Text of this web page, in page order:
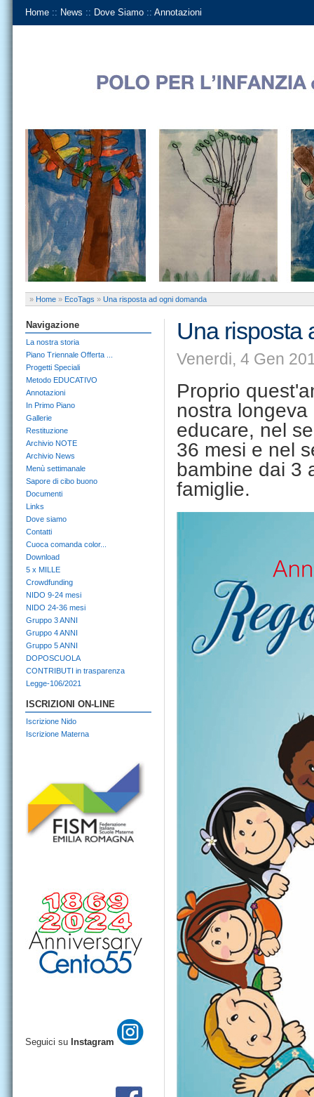
Home :: News :: Dove Siamo :: Annotazioni
» Home » EcoTags » Una risposta ad ogni domanda
Una risposta
Venerdi, 4 Gen
Proprio
nostra
educare, nel
36 mesi e nel
bambine dai 3
famiglie.
Navigazione
La nostra storia
Piano Triennale Offerta ...
Progetti Speciali
Metodo EDUCATIVO
Annotazioni
In Primo Piano
Gallerie
Restituzione
Archivio NOTE
Archivio News
Menù settimanale
Sapore di cibo buono
Documenti
Links
Dove siamo
Contatti
Cuoca comanda color...
Download
5 x MILLE
Crowdfunding
NIDO 9-24 mesi
NIDO 24-36 mesi
Gruppo 3 ANNI
Gruppo 4 ANNI
Gruppo 5 ANNI
DOPOSCUOLA
CONTRIBUTI in trasparenza
Legge-106/2021
ISCRIZIONI ON-LINE
Iscrizione Nido
Iscrizione Materna
Seguici su Instagram